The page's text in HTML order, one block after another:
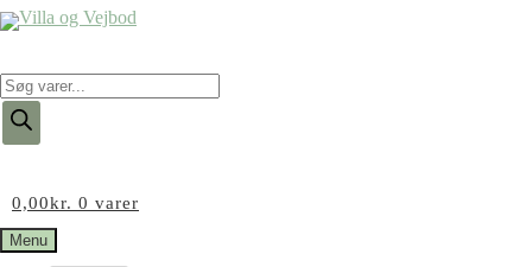
Products
search
0,00kr. 0 varer
Menu